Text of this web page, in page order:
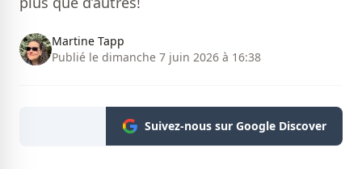
Martine Tapp
Publié le dimanche 7 juin 2026 à 16:38
Suivez-nous sur Google Discover